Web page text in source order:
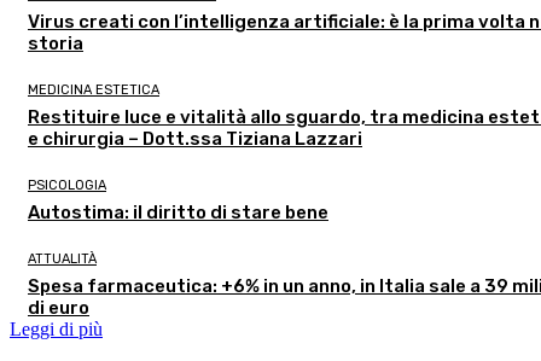
Virus creati con l’intelligenza artificiale: è la prima volta
storia
MEDICINA ESTETICA
Restituire luce e vitalità allo sguardo, tra medicina
e chirurgia – Dott.ssa Tiziana Lazzari
PSICOLOGIA
Autostima: il diritto di stare bene
ATTUALITÀ
Spesa farmaceutica: +6% in un anno, in Italia sale a 39
di euro
Leggi di più